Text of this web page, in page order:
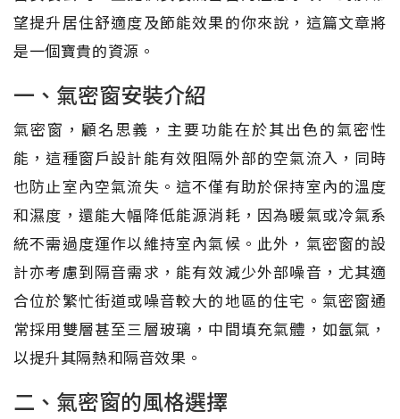
望提升居住舒適度及節能效果的你來說，這篇文章將
是一個寶貴的資源。
一、氣密窗安裝介紹
氣密窗，顧名思義，主要功能在於其出色的氣密性
能，這種窗戶設計能有效阻隔外部的空氣流入，同時
也防止室內空氣流失。這不僅有助於保持室內的溫度
和濕度，還能大幅降低能源消耗，因為暖氣或冷氣系
統不需過度運作以維持室內氣候。此外，氣密窗的設
計亦考慮到隔音需求，能有效減少外部噪音，尤其適
合位於繁忙街道或噪音較大的地區的住宅。氣密窗通
常採用雙層甚至三層玻璃，中間填充氣體，如氬氣，
以提升其隔熱和隔音效果。
二、氣密窗的風格選擇